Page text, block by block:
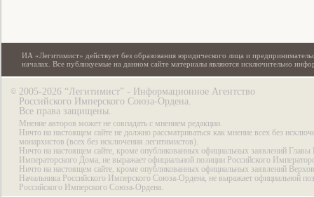
ИА «Легитимист» действует без образования юридического лица и
началах. Все публикуемые на данном сайте материалы являются исключительно
© 2005-2026 “Легитимист” - Информационное Агентство
Российского Имперского Союза-Ордена.
Все права защищены.
Мнение авторов может не совпадать с мнением редакции.
Ничто на настоящем сайте не должно рассматриваться как мнение всех без
монархистов (всех без исключения легитимистов).
Ничто на настоящем сайте, кроме опубликованных официальных заявлений Главы
Императорского Дома, не выражает официальной позиции Российского
Ничто на настоящем сайте, кроме опубликованных официальных заявлений
Начальника Российского Имперского Союза-Ордена, не выражает официальной
Российского Имперского Союза-Ордена.